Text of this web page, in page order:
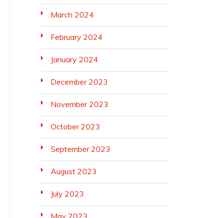
March 2024
February 2024
January 2024
December 2023
November 2023
October 2023
September 2023
August 2023
July 2023
May 2023